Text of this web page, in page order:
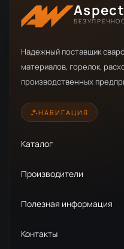
Надежный поставщик
материалов, горелок,
производственных
НАВИГАЦИЯ
Каталог
Производители
Полезная информация
Контакты